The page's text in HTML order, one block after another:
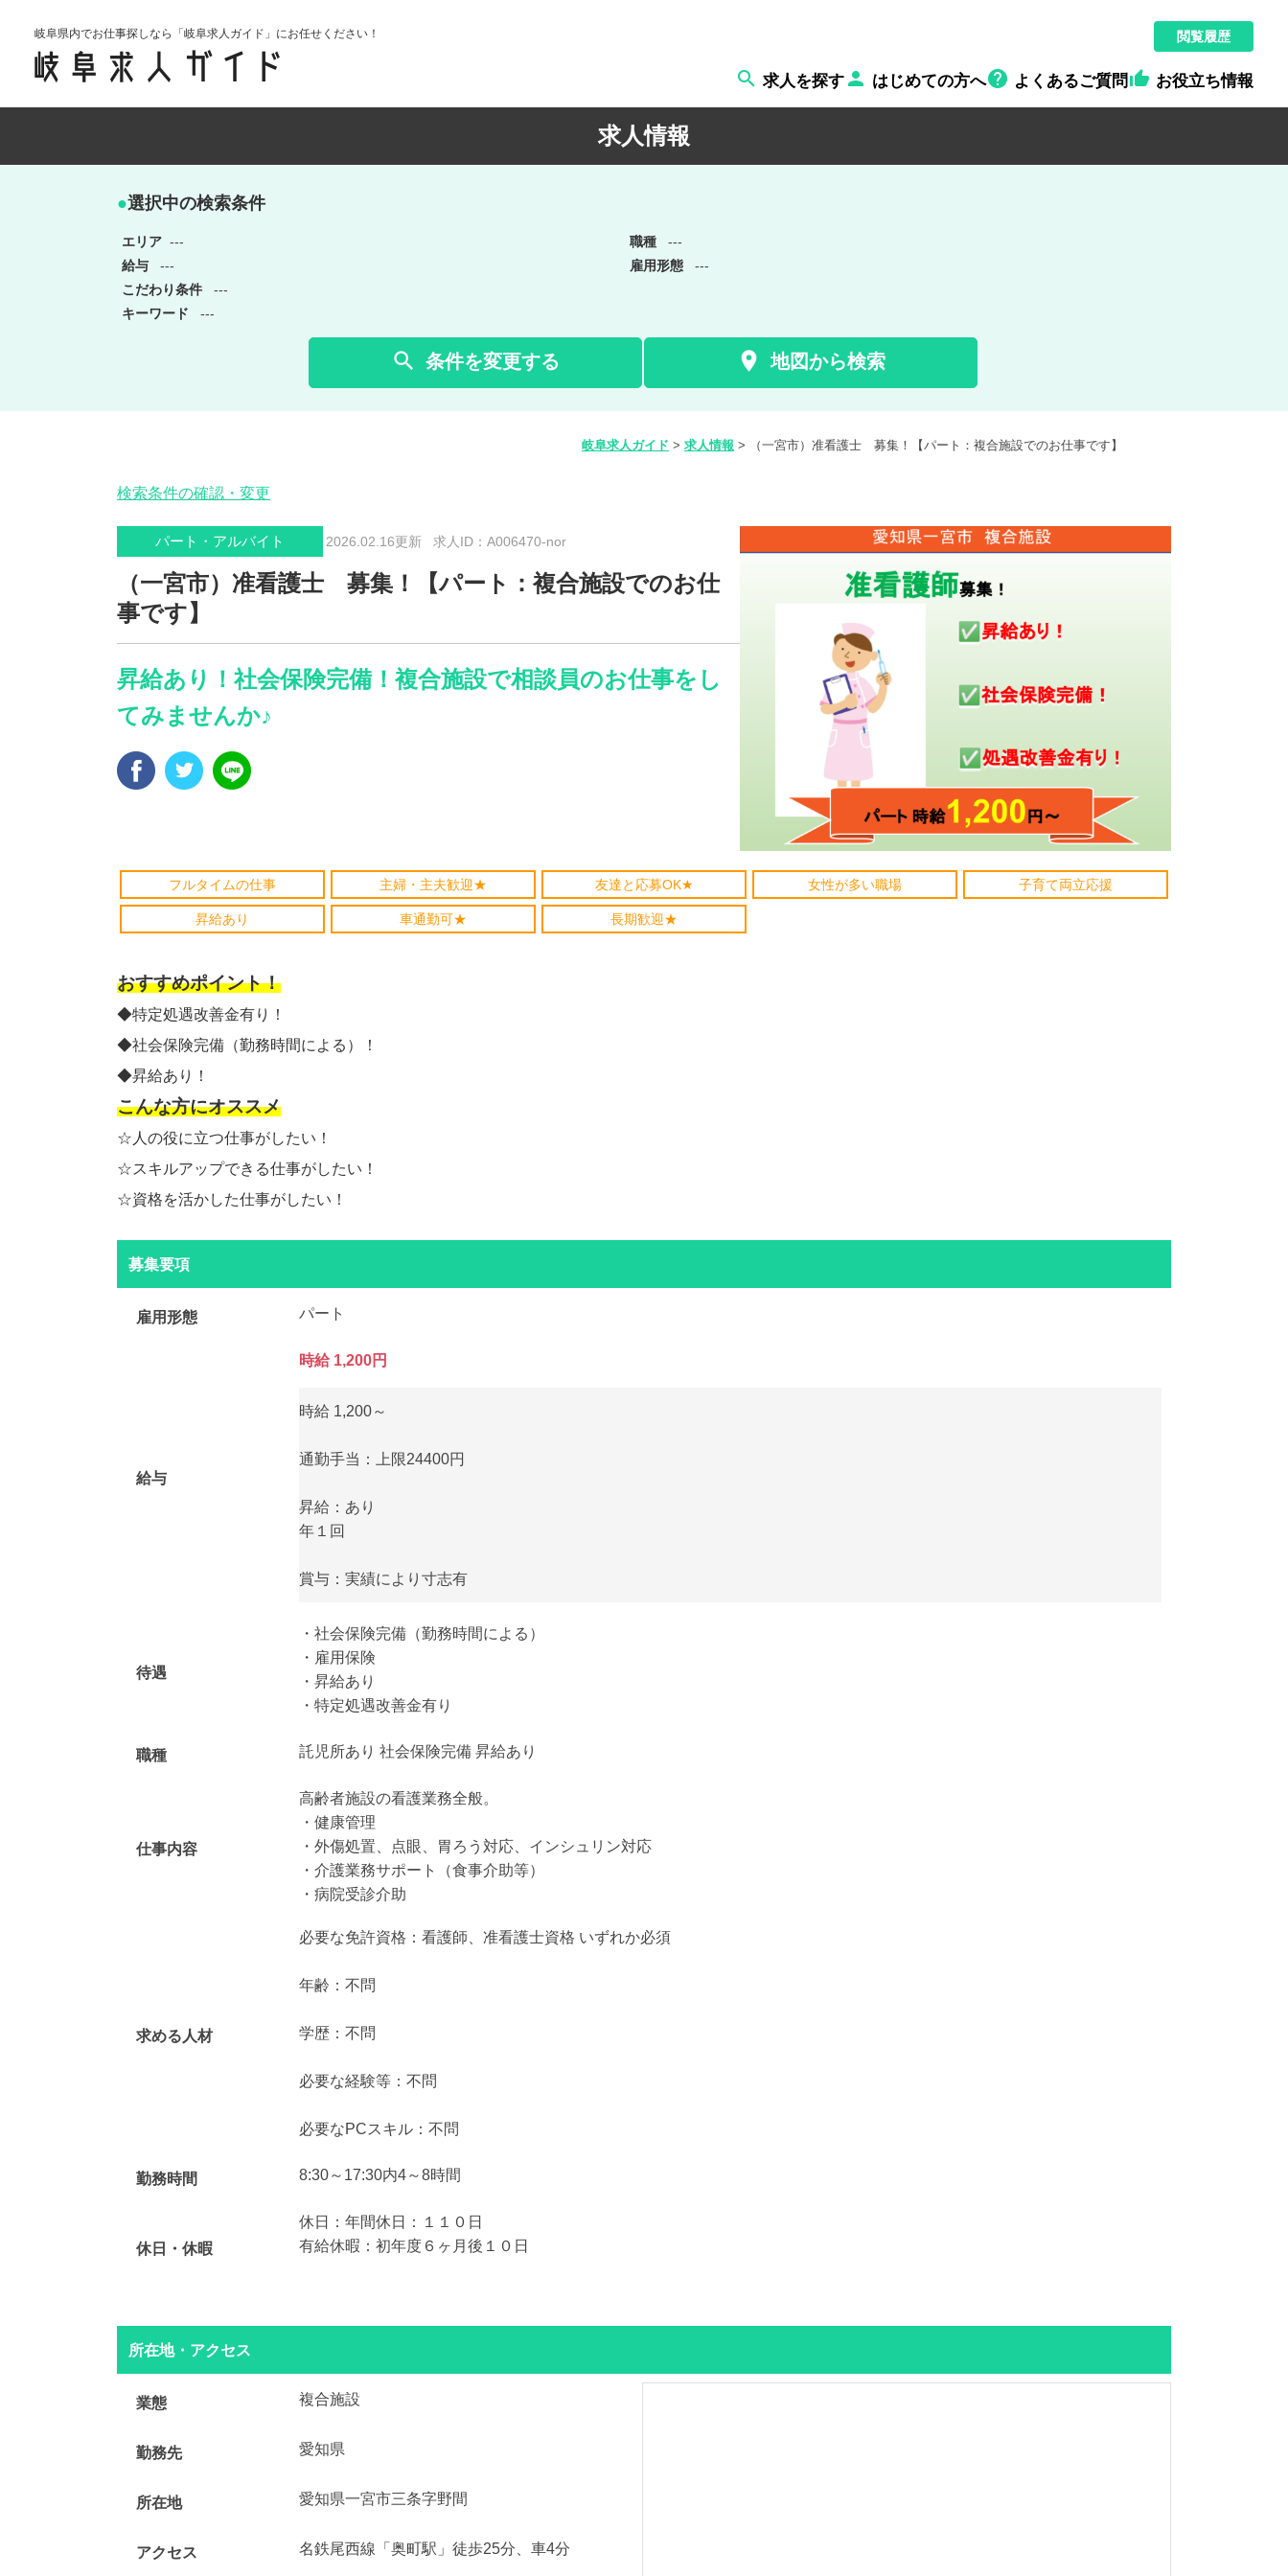
岐阜県内でお仕事探しなら「岐阜求人ガイド」にお任せください！ 閲覧履歴
 求人を探す  はじめての方へ よくあるご質問  お役立ち情報
求人情報
●選択中の検索条件
エリア --- 職種
---
給与
--- 雇用形態
---
こだわり条件
---
キーワード
---
 条件を変更する  地図から検索
岐阜求人ガイド > 求人情報 > （一宮市）准看護士 募集！【パート：複合施設でのお仕事です】
検索条件の確認・変更
パート・アルバイト 2026.02.16更新 求人ID：A006470-nor
（一宮市）准看護士 募集！【パート：複合施設でのお仕
事です】
昇給あり！社会保険完備！複合施設で相談員のお仕事をし
てみませんか♪
フルタイムの仕事 主婦・主夫歓迎★ 友達と応募OK★ 女性が多い職場 子育て両立応援
昇給あり 車通勤可★ 長期歓迎★
おすすめポイント！
◆特定処遇改善金有り！
◆社会保険完備（勤務時間による）！
◆昇給あり！
こんな方にオススメ
☆人の役に立つ仕事がしたい！
☆スキルアップできる仕事がしたい！
☆資格を活かした仕事がしたい！
募集要項
雇用形態 パート
給与
時給 1,200円
時給 1,200～
通勤手当：上限24400円
昇給：あり
年１回
賞与：実績により寸志有
待遇
・社会保険完備（勤務時間による）
・雇用保険
・昇給あり
・特定処遇改善金有り
職種 託児所あり 社会保険完備 昇給あり
仕事内容
高齢者施設の看護業務全般。
・健康管理
・外傷処置、点眼、胃ろう対応、インシュリン対応
・介護業務サポート（食事介助等）
・病院受診介助
求める人材
必要な免許資格：看護師、准看護士資格 いずれか必須
年齢：不問
学歴：不問
必要な経験等：不問
必要なPCスキル：不問
勤務時間 8:30～17:30内4～8時間
休日・休暇
休日：年間休日：１１０日
有給休暇：初年度６ヶ月後１０日
所在地・アクセス
業態 複合施設
勤務先 愛知県
所在地 愛知県一宮市三条字野間
アクセス 名鉄尾西線「奥町駅」徒歩25分、車4分